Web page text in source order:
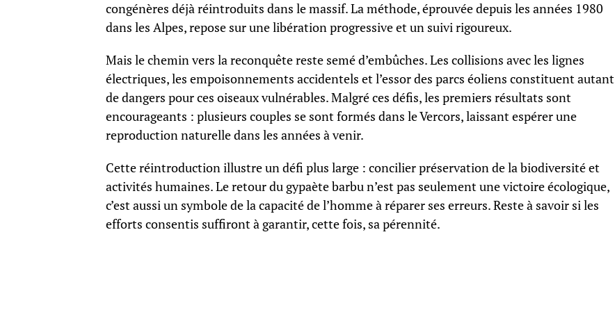
congénères déjà réintroduits dans le massif. La méthode, éprouvée depuis les années 1980
dans les Alpes, repose sur une libération progressive et un suivi rigoureux.
Mais le chemin vers la reconquête reste semé d’embûches. Les collisions avec les lignes
électriques, les empoisonnements accidentels et l’essor des parcs éoliens constituent autant
de dangers pour ces oiseaux vulnérables. Malgré ces défis, les premiers résultats sont
encourageants : plusieurs couples se sont formés dans le Vercors, laissant espérer une
reproduction naturelle dans les années à venir.
Cette réintroduction illustre un défi plus large : concilier préservation de la biodiversité et
activités humaines. Le retour du gypaète barbu n’est pas seulement une victoire écologique,
c’est aussi un symbole de la capacité de l’homme à réparer ses erreurs. Reste à savoir si les
efforts consentis suffiront à garantir, cette fois, sa pérennité.